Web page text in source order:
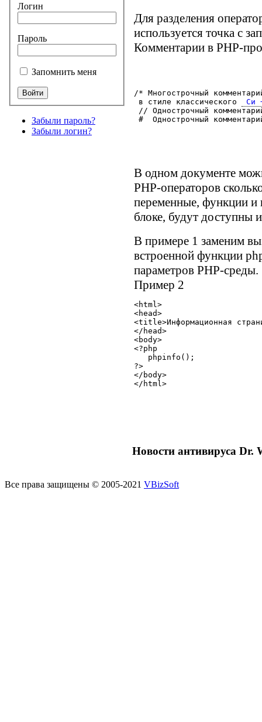
Логин
Пароль
Запомнить меня
Забыли пароль?
Забыли логин?
Для разделения
используется точка с
Комментарии в PHP-
/* Многострочный
в стиле классического
Си
// Однострочный
#  Однострочный
В одном документе
PHP-операторов
переменные, функции и
блоке, будут доступны
В примере 1 заменим
встроенной функции
параметров PHP-среды.
Пример 2
<html>
<head>
<title>Информационная
</head>
<body>
<?php
   phpinfo();
?>
</body>
Новости антивируса Dr.
Все права защищены © 2005-2021 VBizSoft